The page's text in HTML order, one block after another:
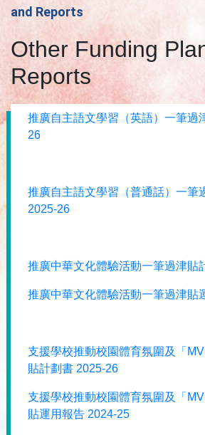
and Reports
Other Funding
Reports
推廣自主語文學習（英語）一筆過
26
推廣自主語文學習（普通話）一筆
2025-26
推廣中華文化體驗活動一筆過津貼
推廣中華文化體驗活動一筆過津貼
支援學校推動校園體育氛圍及「
貼計劃書 2025-26
支援學校推動校園體育氛圍及「
貼運用報告 2024-25